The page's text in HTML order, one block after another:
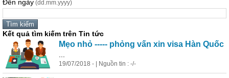
Đến ngày (dd.mm.yyyy)
Kết quả tìm kiếm trên Tin tức
Mẹo nhỏ ----- phỏng vấn xin visa Hàn Quốc
19/07/2018 - | Nguồn tin : -/-